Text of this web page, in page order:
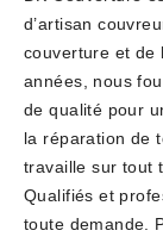
d’artisan
couverture et de
années, nous
de qualité pour
la réparation de
travaille sur tout
Qualifiés et
toute demande.